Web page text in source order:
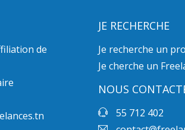
de
JE RECHERCHE
Je recherche un
Je cherche un
NOUS
55 712 402